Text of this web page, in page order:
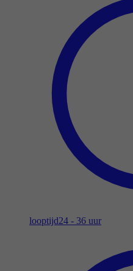
looptijd24 - 36 uur